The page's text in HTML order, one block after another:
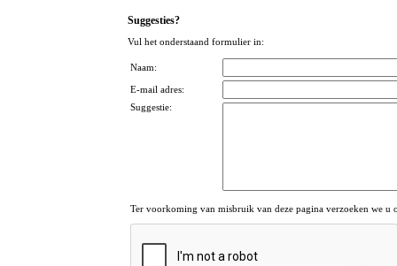
Suggesties?
Vul het onderstaand formulier in:
Naam:
E-mail adres:
Suggestie:
Ter voorkoming van misbruik van deze pagina verzoeken we u